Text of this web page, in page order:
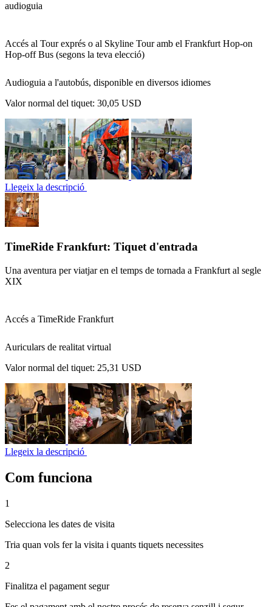
audioguia
Accés al Tour exprés o al Skyline Tour amb el Frankfurt Hop-on
Hop-off Bus (segons la teva elecció)
Audioguia a l'autobús, disponible en diversos idiomes
Valor normal del tiquet: 30,05 USD
Llegeix la descripció
TimeRide Frankfurt: Tiquet d'entrada
Una aventura per viatjar en el temps de tornada a Frankfurt al segle
XIX
Accés a TimeRide Frankfurt
Auriculars de realitat virtual
Valor normal del tiquet: 25,31 USD
Llegeix la descripció
Com funciona
1
Selecciona les dates de visita
Tria quan vols fer la visita i quants tiquets necessites
2
Finalitza el pagament segur